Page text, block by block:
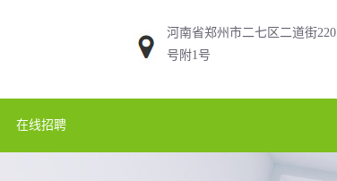
河南省郑州市二七区二道街220
号附1号
在线招聘